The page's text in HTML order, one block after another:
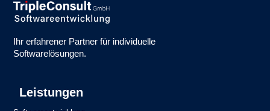
Ihr erfahrener Partner für individuelle
Softwarelösungen.
Leistungen